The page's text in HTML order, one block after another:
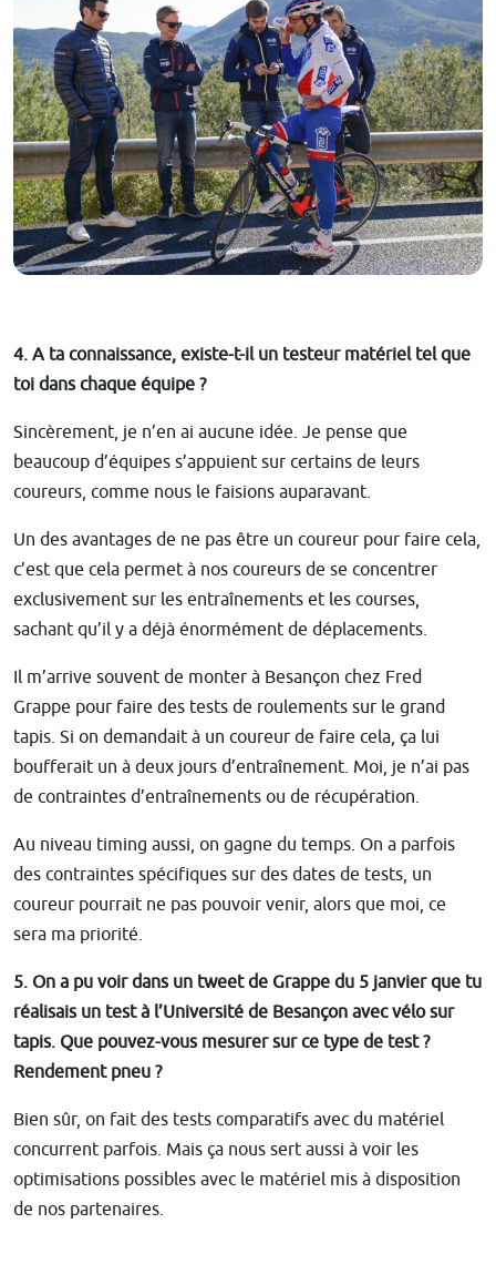
4. A ta connaissance, existe-t-il un testeur matériel tel que
toi dans chaque équipe ?
Sincèrement, je n’en ai aucune idée. Je pense que
beaucoup d’équipes s’appuient sur certains de leurs
coureurs, comme nous le faisions auparavant.
Un des avantages de ne pas être un coureur pour faire cela,
c’est que cela permet à nos coureurs de se concentrer
exclusivement sur les entraînements et les courses,
sachant qu’il y a déjà énormément de déplacements.
Il m’arrive souvent de monter à Besançon chez Fred
Grappe pour faire des tests de roulements sur le grand
tapis. Si on demandait à un coureur de faire cela, ça lui
boufferait un à deux jours d’entraînement. Moi, je n’ai pas
de contraintes d’entraînements ou de récupération.
Au niveau timing aussi, on gagne du temps. On a parfois
des contraintes spécifiques sur des dates de tests, un
coureur pourrait ne pas pouvoir venir, alors que moi, ce
sera ma priorité.
5. On a pu voir dans un tweet de Grappe du 5 janvier que tu
réalisais un test à l’Université de Besançon avec vélo sur
tapis. Que pouvez-vous mesurer sur ce type de test ?
Rendement pneu ?
Bien sûr, on fait des tests comparatifs avec du matériel
concurrent parfois. Mais ça nous sert aussi à voir les
optimisations possibles avec le matériel mis à disposition
de nos partenaires.